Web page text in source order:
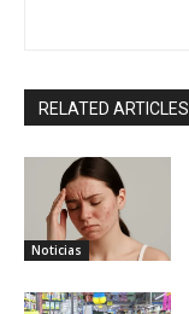
RELATED ARTICLES
Noticias